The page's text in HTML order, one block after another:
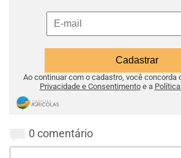
Ao continuar com o cadastro, você concorda
Privacidade e Consentimentoe a
0 comentário